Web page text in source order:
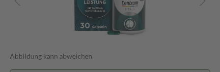
Abbildung kann abweichen